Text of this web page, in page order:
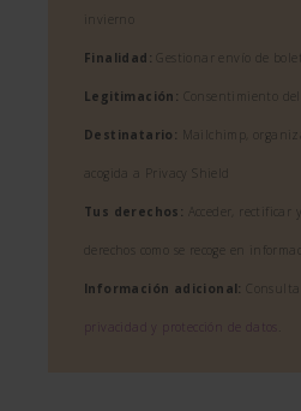
invierno
Finalidad: Gestionar envío de
Legitimación: Consentimiento del
Destinatario: Mailchimp,
acogida a Privacy Shield
Tus derechos: Acceder, rectificar
derechos como se recoge en
Información adicional:
privacidad y protección de datos